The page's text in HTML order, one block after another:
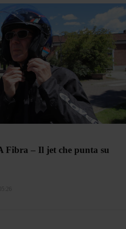
Fibra – Il jet che punta su